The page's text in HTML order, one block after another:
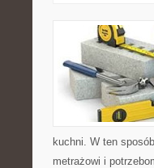
kuchni. W ten
metrażowi i